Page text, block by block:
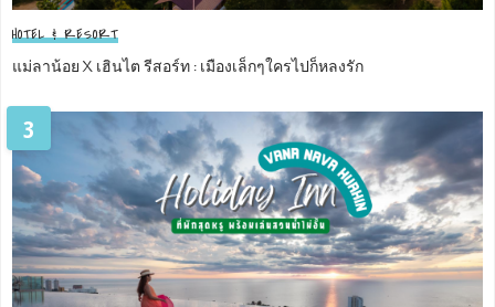
HOTEL & RESORT
แม่ลาน้อย X เฮินไต รีสอร์ท : เมืองเล็กๆใครไปก็หลงรัก
3